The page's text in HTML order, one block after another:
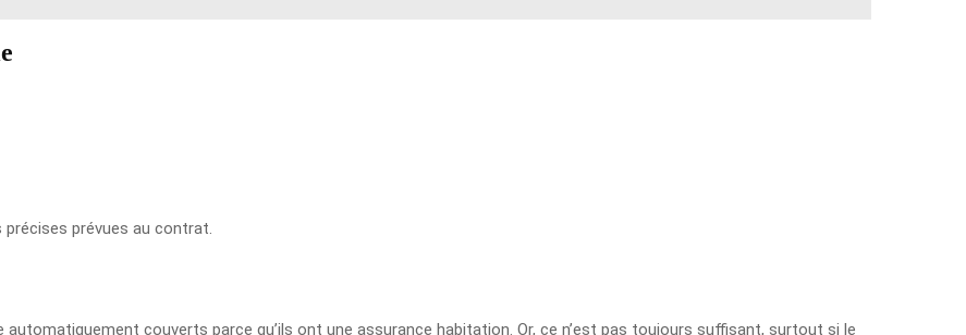
prévues au contrat.
couverts parce qu’ils ont une assurance habitation. Or, ce n’est pas toujours suffisant, surtout si le